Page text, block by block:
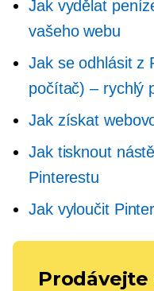
Jak vydělat
vašeho webu
Jak se odhlásit z
počítač) – rychlý
Jak získat
Jak tisknout
Pinterestu
Jak vyloučit